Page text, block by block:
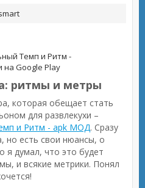
Темп и Ритм -
на Google Play
ритмы и метры
которая обещает стать
для развлекухи –
и Ритм - apk МОД. Сразу
но есть свои нюансы, о
я думал, что это будет
и всякие метрики. Понял